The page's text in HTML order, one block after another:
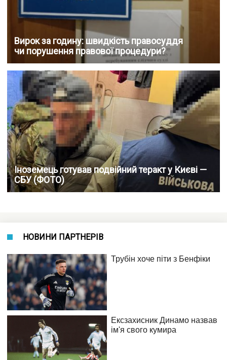
Вирок за годину: швидкість правосуддя
чи порушення правової процедури?
Іноземець готував подвійний теракт у Києві —
СБУ (ФОТО)
НОВИНИ ПАРТНЕРІВ